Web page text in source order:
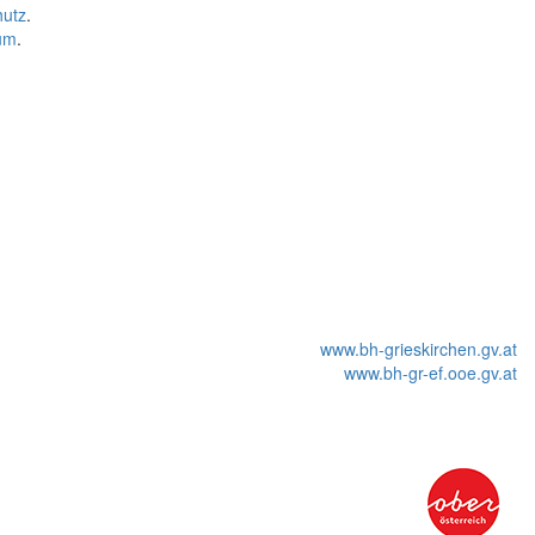
.
.
www.bh-grieskirchen.gv.at
www.bh-gr-ef.ooe.gv.at